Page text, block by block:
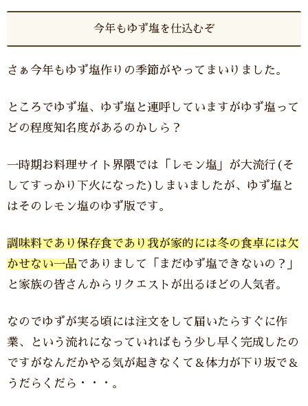
今年もゆず塩を仕込むぞ
さぁ今年もゆず塩作りの季節がやってまいりました。
ところでゆず塩、ゆず塩と連呼していますがゆず塩って
どの程度知名度があるのかしら？
一時期お料理サイト界隈では「レモン塩」が大流行(そ
してすっかり下火になった)しまいましたが、ゆず塩と
はそのレモン塩のゆず版です。
調味料であり保存食であり我が家的には冬の食卓には欠
かせない一品でありまして「まだゆず塩できないの？」
と家族の皆さんからリクエストが出るほどの人気者。
なのでゆずが実る頃には注文をして届いたらすぐに作
業、という流れになっていればもう少し早く完成したの
ですがなんだかやる気が起きなくて＆体力が下り坂で＆
うだらくだら・・・。